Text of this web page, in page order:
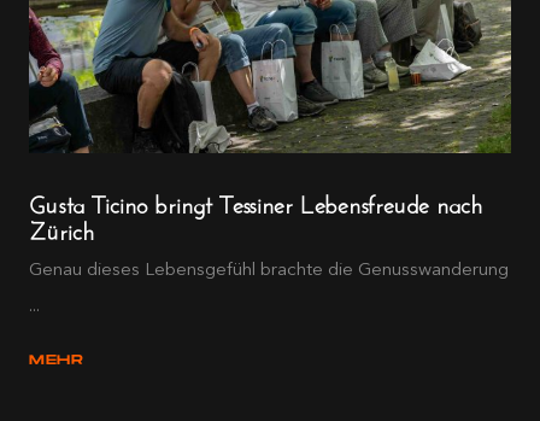
Gusta Ticino bringt Tessiner Lebensfreude nach
Zürich
Genau dieses Lebensgefühl brachte die Genusswanderung
...
MEHR